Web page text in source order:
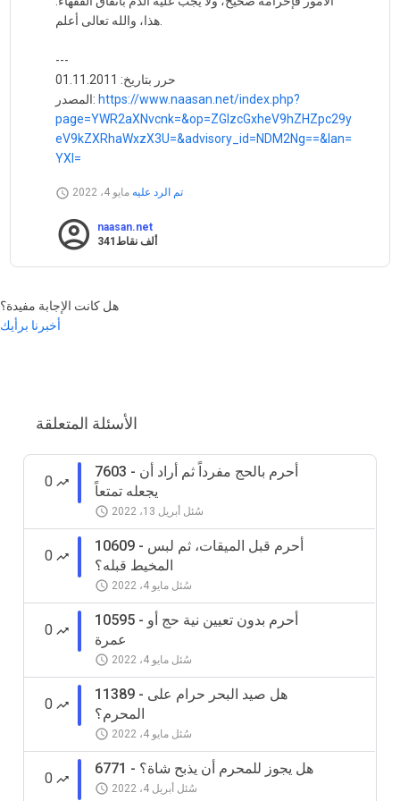
---
حرر بتاريخ: 01.11.2011
المصدر: https://www.naasan.net/index.php?
page=YWR2aXNvcnk=&op=ZGlzcGxheV9hZHZpc29y
eV9kZXRhaWxzX3U=&advisory_id=NDM2Ng==&lan=
YXI=
تم الرد عليه مايو 4، 2022
naasan.net
341ألفنقاط
هل كانت الإجابة مفيدة؟
أخبرنا برأيك
الأسئلة المتعلقة
0
7603 - أحرم بالحج مفرداً ثم أراد أن
يجعله تمتعاً
سُئل أبريل 13، 2022
0
10609 - أحرم قبل الميقات، ثم لبس
المخيط قبله؟
سُئل مايو 4، 2022
0
10595 - أحرم بدون تعيين نية حج أو
عمرة
سُئل مايو 4، 2022
0
11389 - هل صيد البحر حرام على
المحرم؟
سُئل مايو 4، 2022
0
6771 - هل يجوز للمحرم أن يذبح شاة؟
سُئل أبريل 4، 2022